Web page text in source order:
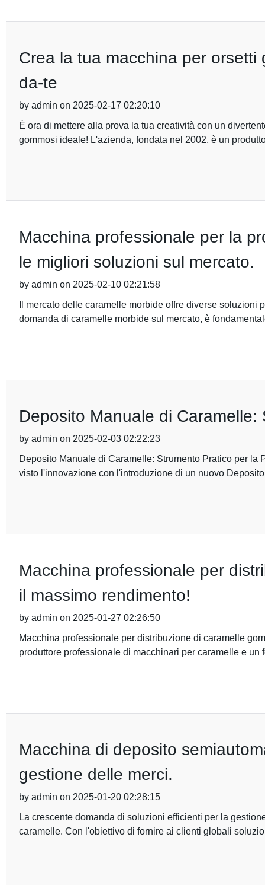
Crea la tua macchina per
da-te
by admin on 2025-02-17 02:20:10
È ora di mettere alla prova la tua creatività con un
gommosi ideale! L'azienda, fondata nel 2002, è un
Macchina professionale per la
le migliori soluzioni sul mercato.
by admin on 2025-02-10 02:21:58
Il mercato delle caramelle morbide offre diverse
domanda di caramelle morbide sul mercato, è
Deposito Manuale di
by admin on 2025-02-03 02:22:23
Deposito Manuale di Caramelle: Strumento Pratico per
visto l'innovazione con l'introduzione di un nuovo
Macchina professionale per
il massimo rendimento!
by admin on 2025-01-27 02:26:50
Macchina professionale per distribuzione di caramelle
produttore professionale di macchinari per caramelle e un
Macchina di deposito
gestione delle merci.
by admin on 2025-01-20 02:28:15
La crescente domanda di soluzioni efficienti per la
caramelle. Con l'obiettivo di fornire ai clienti globali